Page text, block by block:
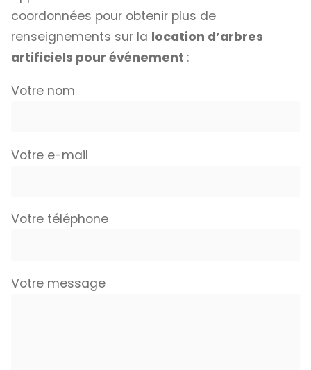
coordonnées pour obtenir plus de
renseignements sur la location d’arbres
artificiels pour événement :
Votre nom
Votre e-mail
Votre téléphone
Votre message